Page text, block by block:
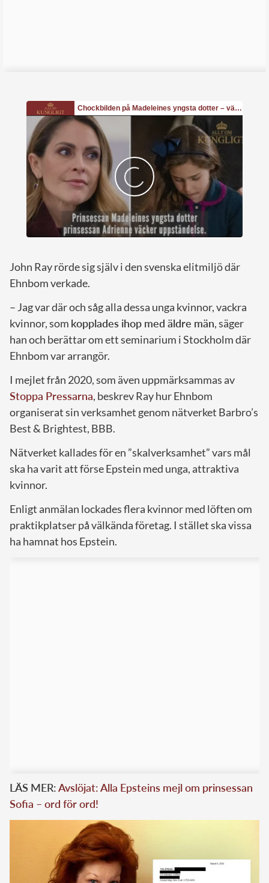
John Ray rörde sig själv i den svenska elitmiljö där
Ehnbom verkade.
– Jag var där och såg alla dessa unga kvinnor, vackra
kvinnor, som kopplades ihop med äldre män, säger
han och berättar om ett seminarium i Stockholm där
Ehnbom var arrangör.
I mejlet från 2020, som även uppmärksammas av
Stoppa Pressarna, beskrev Ray hur Ehnbom
organiserat sin verksamhet genom nätverket Barbro’s
Best & Brightest, BBB.
Nätverket kallades för en ”skalverksamhet” vars mål
ska ha varit att förse Epstein med unga, attraktiva
kvinnor.
Enligt anmälan lockades flera kvinnor med löften om
praktikplatser på välkända företag. I stället ska vissa
ha hamnat hos Epstein.
LÄS MER:Avslöjat: Alla Epsteins mejl om prinsessan
Sofia – ord för ord!